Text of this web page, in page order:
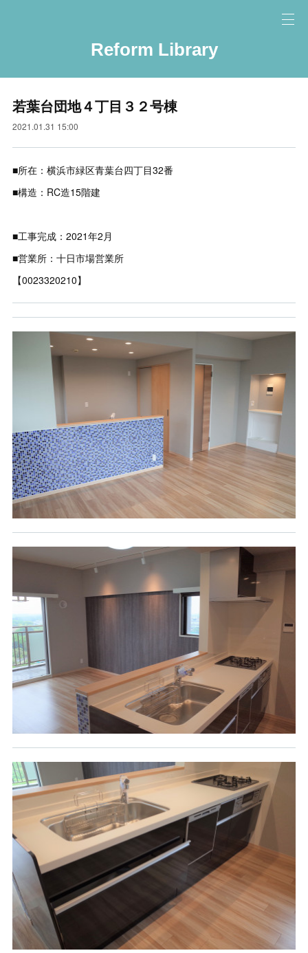
Reform Library
若葉台団地４丁目３２号棟
2021.01.31 15:00
■所在：横浜市緑区青葉台四丁目32番
■構造：RC造15階建
■工事完成：2021年2月
■営業所：十日市場営業所
【0023320210】